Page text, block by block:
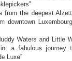
from the deepest
downtown
Waters and Little
a fabulous journey
Luxe”